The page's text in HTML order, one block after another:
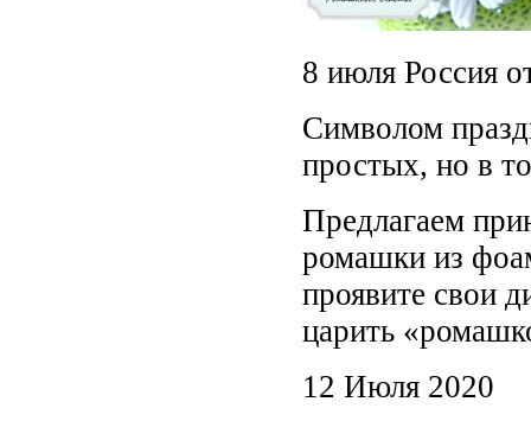
8 июля Россия
Символом
простых, но в
Предлагаем
ромашки из
проявите свои
царить
12 Июля 2020